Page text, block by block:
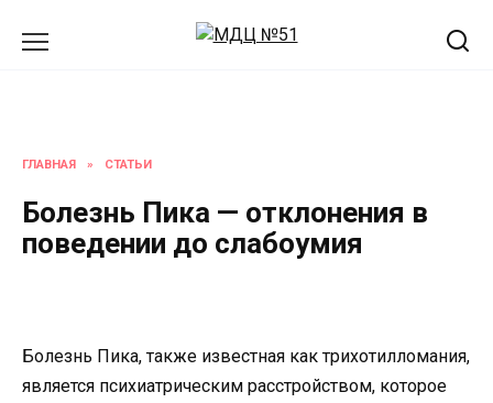
ГЛАВНАЯ » СТАТЬИ
Болезнь Пика — отклонения в
поведении до слабоумия
Болезнь Пика, также известная как трихотилломания,
является психиатрическим расстройством, которое